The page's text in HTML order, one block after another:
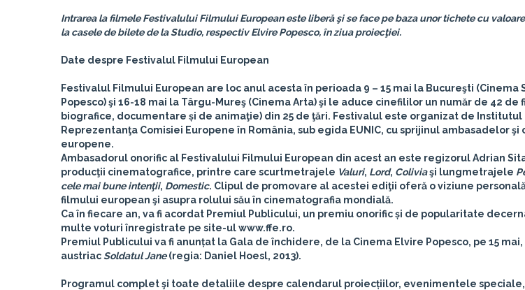
Intrarea la filmele Festivalului Filmului European este liberă şi se face pe baza unor tichete cu
la casele de bilete de la Studio, respectiv Elvire Popesco, în ziua proiecţiei.
Date despre Festivalul Filmului European
Festivalul Filmului European are loc anul acesta în perioada 9 – 15 mai la Bucureşti (Cinema
Popesco) şi 16-18 mai la Târgu-Mureş (Cinema Arta) şi le aduce cinefililor un număr de 42
biografice, documentare și de animaţie) din 25 de ţări. Festivalul este organizat de
Reprezentanţa Comisiei Europene în România, sub egida EUNIC, cu sprijinul ambasadelor
europene.
Ambasadorul onorific al Festivalului Filmului European din acest an este regizorulAdrian
producţii cinematografice, printre care scurtmetrajele Valuri, Lord, Coliviaşi lungmetrajele
cele mai bune intenţii, Domestic. Clipul de promovare al acestei ediţii oferă o viziune
filmului european şi asupra rolului său în cinematografia mondială.
Ca în fiecare an, va fi acordat Premiul Publicului, un premiu onorific și de popularitate
multe voturi înregistrate pe site-ul www.ffe.ro.
Premiul Publicului va fi anunțat la Gala de închidere, de la Cinema Elvire Popesco, pe 15
austriacSoldatul Jane(regia: Daniel Hoesl, 2013).
Programul complet şi toate detaliile despre calendarul proiecțiilor, evenimentele